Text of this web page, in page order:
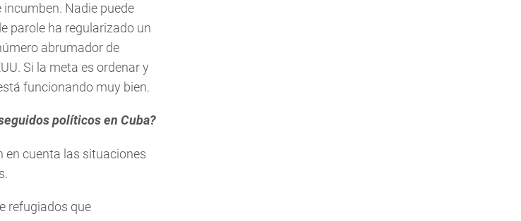
Nadie puede
parole ha regularizado un
abrumador de
Si la meta es ordenar y
funcionando muy bien.
políticos en Cuba?
en cuenta las situaciones
refugiados que